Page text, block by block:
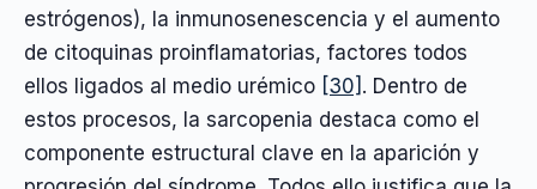
estrógenos), la inmunosenescencia y el aumento
de citoquinas proinflamatorias, factores todos
ellos ligados al medio urémico [30] . Dentro de
estos procesos, la sarcopenia destaca como el
componente estructural clave en la aparición y